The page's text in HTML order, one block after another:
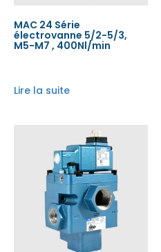
MAC 24 Série
électrovanne 5/2-5/3,
M5-M7 , 400Nl/min
Lire la suite